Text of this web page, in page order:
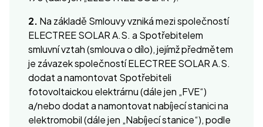
2. Na základě Smlouvy vzniká mezi společností
ELECTREE SOLAR A.S. a Spotřebitelem
smluvní vztah (smlouva o dílo), jejímž předmětem
je závazek společností ELECTREE SOLAR A.S.
dodat a namontovat Spotřebiteli
fotovoltaickou elektrárnu (dále jen „FVE“)
a/nebo dodat a namontovat nabíjecí stanici na
elektromobil (dále jen „Nabíjecí stanice“), podle